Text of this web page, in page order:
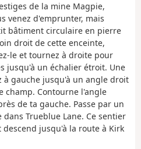
de la mine Magpie,
venez d'emprunter, mais
bâtiment circulaire en pierre
droit de cette enceinte,
le et tournez à droite pour
jusqu'à un échalier étroit. Une
à gauche jusqu'à un angle droit
champ. Contourne l'angle
de ta gauche. Passe par un
Trueblue Lane. Ce sentier
jusqu'à la route à Kirk